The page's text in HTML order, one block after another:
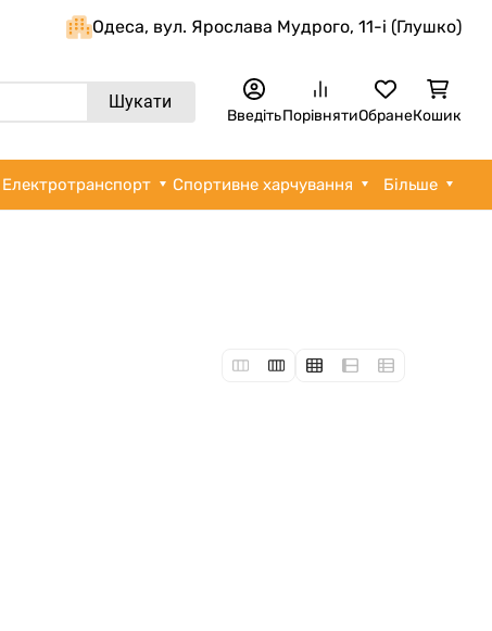
Одеса, вул. Ярослава Мудрого, 11-i (Глушко)
Шукати
ВведітьПорівнятиОбранеКошик
Електротранспорт Спортивне харчування Більше